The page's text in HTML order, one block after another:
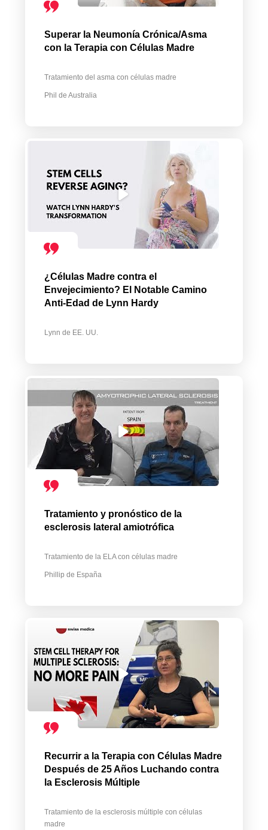
Superar la Neumonía Crónica/Asma
con la Terapia con Células Madre
Tratamiento del asma con células madre
Phil de Australia
¿Células Madre contra el
Envejecimiento? El Notable Camino
Anti-Edad de Lynn Hardy
Lynn de EE. UU.
Tratamiento y pronóstico de la
esclerosis lateral amiotrófica
Tratamiento de la ELA con células madre
Phillip de España
Recurrir a la Terapia con Células Madre
Después de 25 Años Luchando contra
la Esclerosis Múltiple
Tratamiento de la esclerosis múltiple con células
madre